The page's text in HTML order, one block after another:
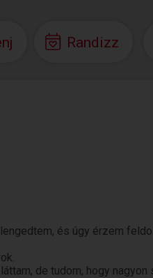
Randizz
és úgy érzem
de tudom, hogy